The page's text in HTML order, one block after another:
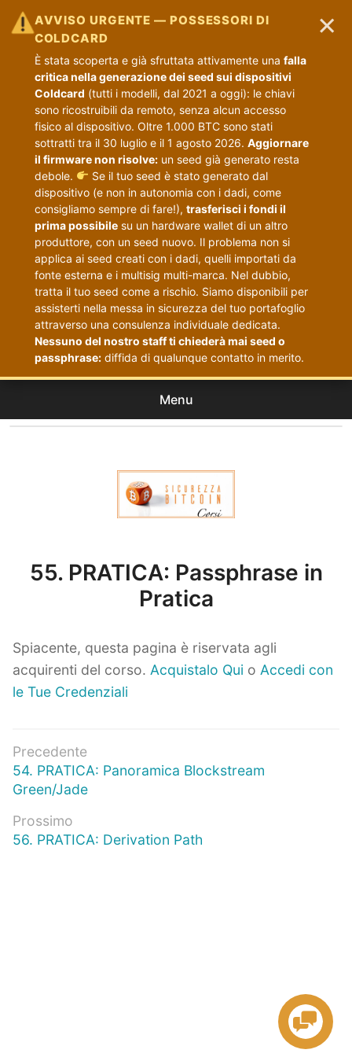
AVVISO URGENTE — POSSESSORI DI
COLDCARD
È stata scoperta e già sfruttata attivamente una falla
critica nella generazione dei seed sui dispositivi
Coldcard (tutti i modelli, dal 2021 a oggi): le chiavi
sono ricostruibili da remoto, senza alcun accesso
fisico al dispositivo. Oltre 1.000 BTC sono stati
sottratti tra il 30 luglio e il 1 agosto 2026. Aggiornare
il firmware non risolve:un seed già generato resta
debole.
Se il tuo seed è stato generato dal
dispositivo (e non in autonomia con i dadi, come
consigliamo sempre di fare!), trasferisci i fondi il
prima possibilesu un hardware wallet di un altro
produttore, con un seed nuovo. Il problema non si
applica ai seed creati con i dadi, quelli importati da
fonte esterna e i multisig multi-marca. Nel dubbio,
tratta il tuo seed come a rischio. Siamo disponibili per
assisterti nella messa in sicurezza del tuo portafoglio
attraverso una consulenza individuale dedicata.
Nessuno del nostro staff ti chiederà mai seed o
passphrase:diffida di qualunque contatto in merito.
×
Menu
55. PRATICA: Passphrase in
Pratica
Spiacente, questa pagina è riservata agli
acquirenti del corso. Acquistalo Qui o Accedi con
le Tue Credenziali
Navigazione
articoli
Precedente
Articolo
precedente:
54. PRATICA: Panoramica Blockstream
Green/Jade
Prossimo
Prossimo
56. PRATICA: Derivation Path